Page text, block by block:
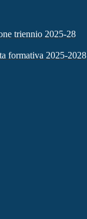
triennio 2025-28
formativa 2025-2028